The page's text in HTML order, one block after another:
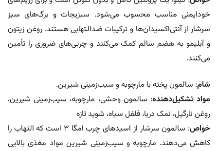
خودایمنی مناسب محسوب می‌شود. سبزیجات و برگ‌های سبز
سرشار از آنتی‌اکسیدان‌ها و ترکیبات ضدالتهابی هستند. روغن زیتون
و آبلیمو به هضم سالم کمک می‌کنند و چربی‌های ضروری را تأمین
می‌کنند.
شام: سالمون پخته با مارچوبه و سیب‌زمینی شیرین.
مواد تشکیل‌دهنده: سالمون وحشی، مارچوبه، سیب‌زمینی شیرین،
روغن نارگیل، نمک دریا، فلفل سیاه، شوید تازه
خواص
: سالمون سرشار از اسیدهای چرب امگا ۳ است که التهاب را
کاهش می‌دهند. مارچوبه و سیب‌زمینی شیرین مواد مغذی بالایی